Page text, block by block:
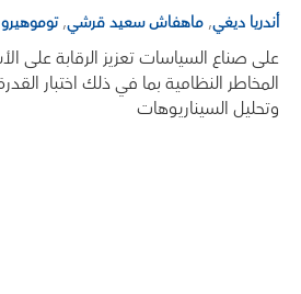
أندريا ديغي, ماهفاش سعيد قرشي,
على صناع السياسات تعزيز الرقابة على
المخاطر النظامية بما في ذلك اختبار
وتحليل السيناريوهات